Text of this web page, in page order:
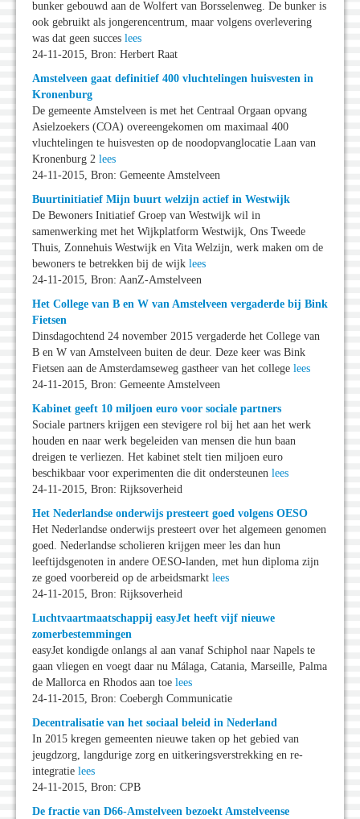
bunker gebouwd aan de Wolfert van Borsselenweg. De bunker is
ook gebruikt als jongerencentrum, maar volgens overlevering
was dat geen succes lees
24-11-2015, Bron: Herbert Raat
Amstelveen gaat definitief 400 vluchtelingen huisvesten in
Kronenburg
De gemeente Amstelveen is met het Centraal Orgaan opvang
Asielzoekers (COA) overeengekomen om maximaal 400
vluchtelingen te huisvesten op de noodopvanglocatie Laan van
Kronenburg 2 lees
24-11-2015, Bron: Gemeente Amstelveen
Buurtinitiatief Mijn buurt welzijn actief in Westwijk
De Bewoners Initiatief Groep van Westwijk wil in
samenwerking met het Wijkplatform Westwijk, Ons Tweede
Thuis, Zonnehuis Westwijk en Vita Welzijn, werk maken om de
bewoners te betrekken bij de wijk lees
24-11-2015, Bron: AanZ-Amstelveen
Het College van B en W van Amstelveen vergaderde bij Bink
Fietsen
Dinsdagochtend 24 november 2015 vergaderde het College van
B en W van Amstelveen buiten de deur. Deze keer was Bink
Fietsen aan de Amsterdamseweg gastheer van het college lees
24-11-2015, Bron: Gemeente Amstelveen
Kabinet geeft 10 miljoen euro voor sociale partners
Sociale partners krijgen een stevigere rol bij het aan het werk
houden en naar werk begeleiden van mensen die hun baan
dreigen te verliezen. Het kabinet stelt tien miljoen euro
beschikbaar voor experimenten die dit ondersteunen lees
24-11-2015, Bron: Rijksoverheid
Het Nederlandse onderwijs presteert goed volgens OESO
Het Nederlandse onderwijs presteert over het algemeen genomen
goed. Nederlandse scholieren krijgen meer les dan hun
leeftijdsgenoten in andere OESO-landen, met hun diploma zijn
ze goed voorbereid op de arbeidsmarkt lees
24-11-2015, Bron: Rijksoverheid
Luchtvaartmaatschappij easyJet heeft vijf nieuwe
zomerbestemmingen
easyJet kondigde onlangs al aan vanaf Schiphol naar Napels te
gaan vliegen en voegt daar nu Málaga, Catania, Marseille, Palma
de Mallorca en Rhodos aan toe lees
24-11-2015, Bron: Coebergh Communicatie
Decentralisatie van het sociaal beleid in Nederland
In 2015 kregen gemeenten nieuwe taken op het gebied van
jeugdzorg, langdurige zorg en uitkeringsverstrekking en re-
integratie lees
24-11-2015, Bron: CPB
De fractie van D66-Amstelveen bezoekt Amstelveense